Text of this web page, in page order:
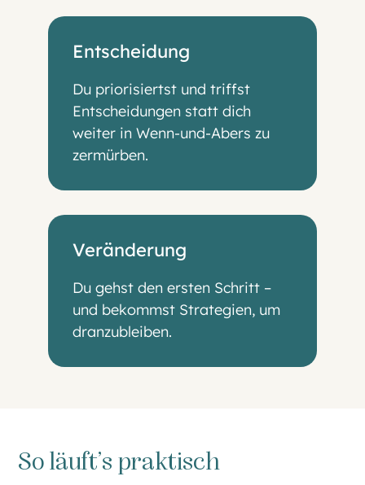
Entscheidung
Du priorisiertst und triffst
Entscheidungen statt dich
weiter in Wenn-und-Abers zu
zermürben.
Veränderung
Du gehst den ersten Schritt –
und bekommst Strategien, um
dranzubleiben.
So läuft’s praktisch